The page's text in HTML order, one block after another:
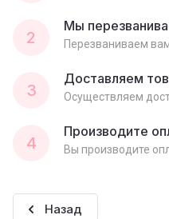
2
Мы
Перезваниваем
3
Доставляем
Осуществляем
4
Производите
Вы производите
Назад